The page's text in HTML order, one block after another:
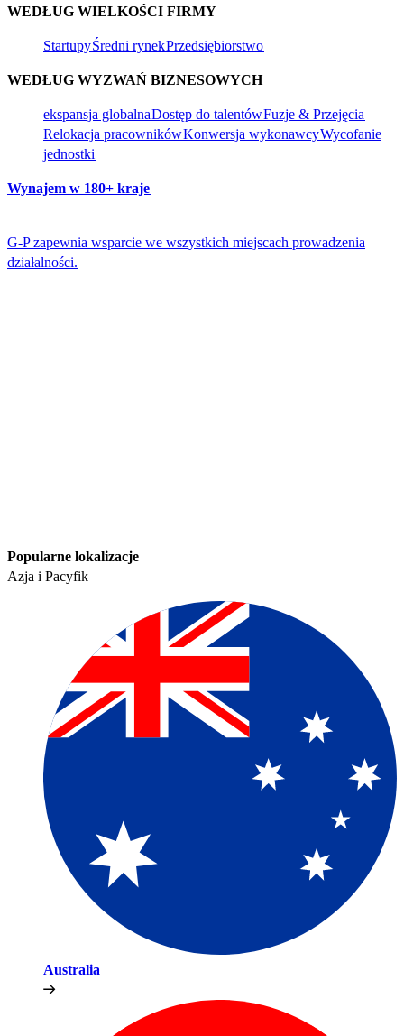
WEDŁUG WIELKOŚCI FIRMY​​
Startupy​​Średni rynek​​Przedsiębiorstwo​​
WEDŁUG WYZWAŃ BIZNESOWYCH​​
ekspansja globalna​​Dostęp do talentów​​Fuzje & Przejęcia​​
Relokacja pracowników​​Konwersja wykonawcy​​Wycofanie
jednostki​​
Wynajem w 180+ kraje​​
G-P zapewnia wsparcie we wszystkich miejscach prowadzenia
działalności.​​
Popularne lokalizacje​​
Azja i Pacyfik​​
Australia​​